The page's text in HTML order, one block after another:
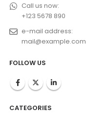
Call us now:
+123 5678 890
e-mail address:
mail@example.com
FOLLOW US
CATEGORIES